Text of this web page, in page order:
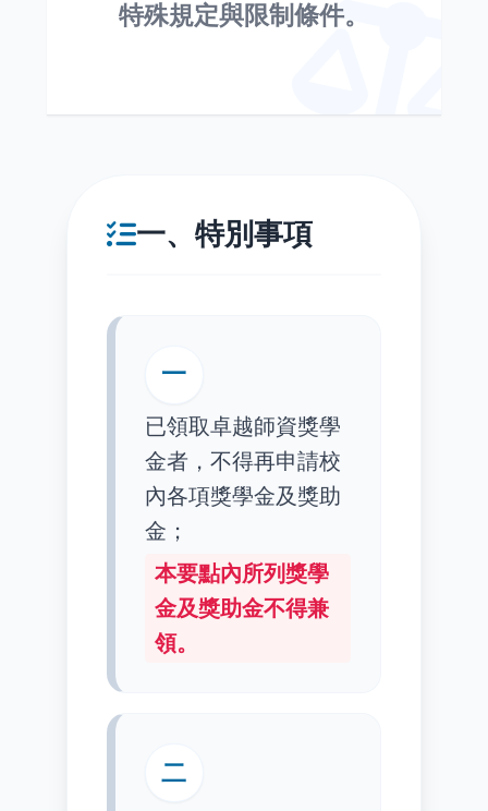
特殊規定與限制條件。
一、特別事項
一
已領取卓越師資獎學
金者，不得再申請校
內各項獎學金及獎助
金；
本要點內所列獎學
金及獎助金不得兼
領。
二